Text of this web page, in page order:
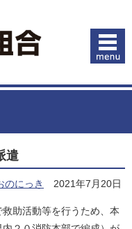
遣
のにっき 2021年7月20日
助活動等を行うため、本